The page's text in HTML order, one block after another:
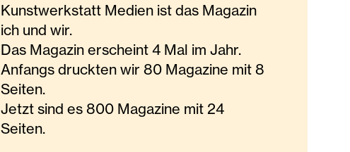
Kunstwerkstatt Medien ist das Magazin
ich und wir.
Das Magazin erscheint 4 Mal im Jahr.
Anfangs druckten wir 80 Magazine mit 8
Seiten.
Jetzt sind es 800 Magazine mit 24
Seiten.